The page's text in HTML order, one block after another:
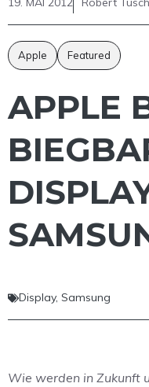
Apple Featured
APPLE
Display, Samsung
Wie werden in Zukunft